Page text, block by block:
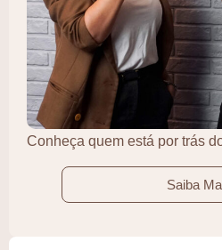
Conheça quem está por trás
Saiba